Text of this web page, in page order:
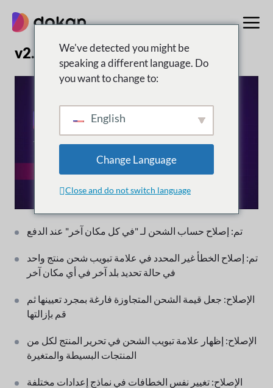
إلى
المحتوى
v2.2.2 | 15 مايو 2015
تم: إصلاح حساب الشحن لـ "في كل مكان آخر" عند الدفع
تم: إصلاح الخطأ غير المحدد في علامة تبويب شحن منتج واحد
في حالة تحديد بلد آخر في أي مكان آخر
الإصلاح: جعل قيمة الشحن المتجاوزة فارغة بمجرد تعيينها ثم
قم بإزالتها
الإصلاح: إظهار علامة تبويب الشحن في تحرير المنتج لكل من
المنتجات البسيطة والمتغيرة
الإصلاح: تغيير نفس الخطافات في نماذج إعدادات مختلفة
We've detected you might be
speaking a different language. Do
you want to change to:
English
Change Language
Close and do not switch language